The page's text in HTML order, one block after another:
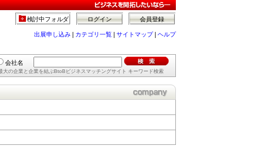
会員登録
ログイン
検討中フォルダ
出展申し込み カテゴリ一覧 サイトマップ| ヘルプ
会社名
大の企業と企業を結ぶBtoBビジネスマッチングサイト キーワード検索